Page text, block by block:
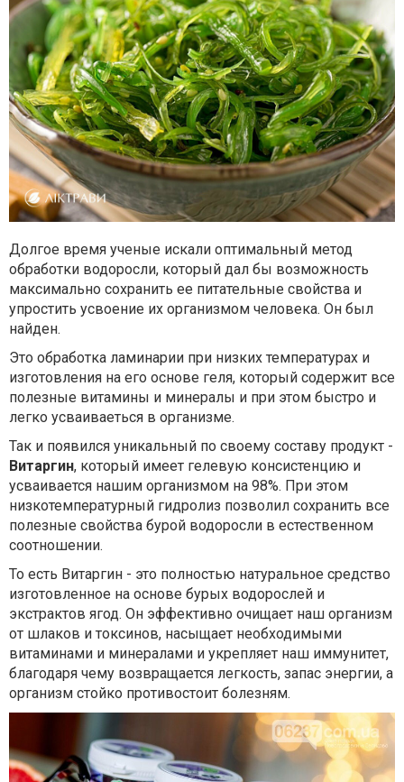
Долгое время ученые искали оптимальный метод
обработки водоросли, который дал бы возможность
максимально сохранить ее питательные свойства и
упростить усвоение их организмом человека. Он был
найден.
Это обработка ламинарии при низких температурах и
изготовления на его основе геля, который содержит все
полезные витамины и минералы и при этом быстро и
легко усваиваеться в организме.
Так и появился уникальный по своему составу продукт -
Витаргин, который имеет гелевую консистенцию и
усваивается нашим организмом на 98%. При этом
низкотемпературный гидролиз позволил сохранить все
полезные свойства бурой водоросли в естественном
соотношении.
То есть Витаргин - это полностью натуральное средство
изготовленное на основе бурых водорослей и
экстрактов ягод. Он эффективно очищает наш организм
от шлаков и токсинов, насыщает необходимыми
витаминами и минералами и укрепляет наш иммунитет,
благодаря чему возвращается легкость, запас энергии, а
организм стойко противостоит болезням.